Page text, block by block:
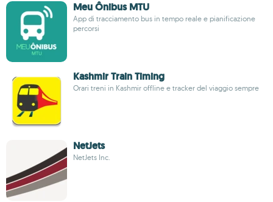
Meu Ônibus MTU
App di tracciamento bus in tempo reale e pianificazione
percorsi
Kashmir Train Timing
Orari treni in Kashmir offline e tracker del viaggio sempre
NetJets
NetJets Inc.